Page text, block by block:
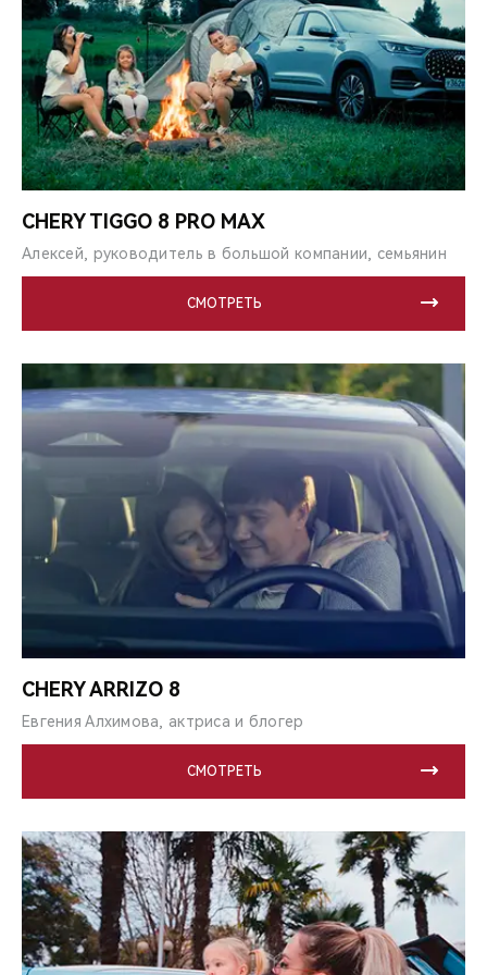
CHERY TIGGO 8 PRO MAX
Алексей, руководитель в большой компании, семьянин
СМОТРЕТЬ
CHERY ARRIZO 8
Евгения Алхимова, актриса и блогер
СМОТРЕТЬ